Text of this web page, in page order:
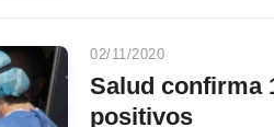
02/11/2020
Salud confirma
positivos